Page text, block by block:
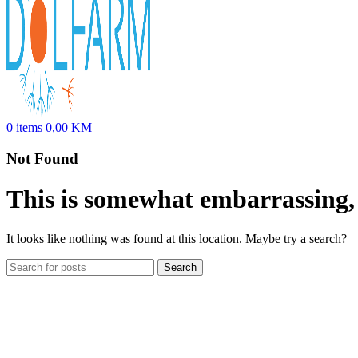
0 items 0,00 KM
Not Found
This is somewhat
It looks like nothing was found at this location. Maybe try a search?
Search